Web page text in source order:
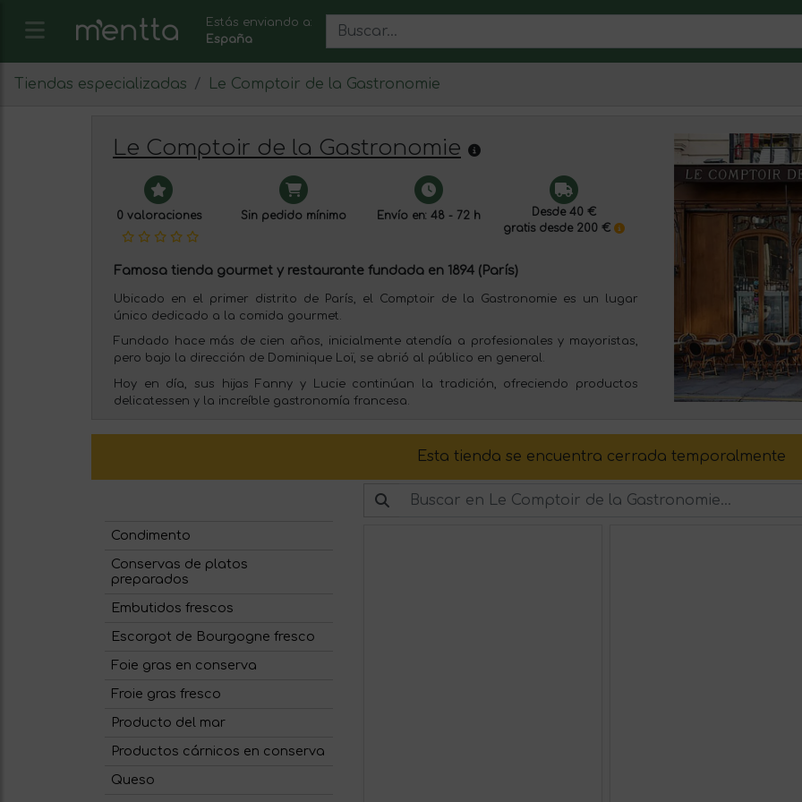
Estás enviando a:
España
Tiendas especializadas Le Comptoir de la Gastronomie
Le Comptoir de la Gastronomie
0 valoraciones Sin pedido mínimo Envío en: 48 - 72 h
Desde 40 €
gratis desde 200 €
Famosa tienda gourmet y restaurante fundada en 1894 (París)
Ubicado en el primer distrito de París, el Comptoir de la Gastronomie es un lugar
único dedicado a la comida gourmet.
Fundado hace más de cien años, inicialmente atendía a profesionales y mayoristas,
pero bajo la dirección de Dominique Loï, se abrió al público en general.
Hoy en día, sus hijas Fanny y Lucie continúan la tradición, ofreciendo productos
delicatessen y la increíble gastronomía francesa.
Esta tienda se encuentra cerrada temporalmente
Condimento
Conservas de platos
preparados
Embutidos frescos
Escorgot de Bourgogne fresco
Foie gras en conserva
Froie gras fresco
Producto del mar
Productos cárnicos en conserva
Queso